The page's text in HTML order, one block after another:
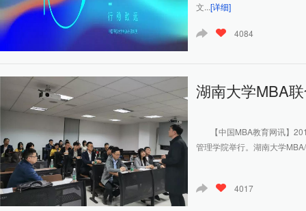
文...[详细]
4084
湖南大学MBA
【中国MBA教育网讯】
管理学院举行。湖南大学
4017